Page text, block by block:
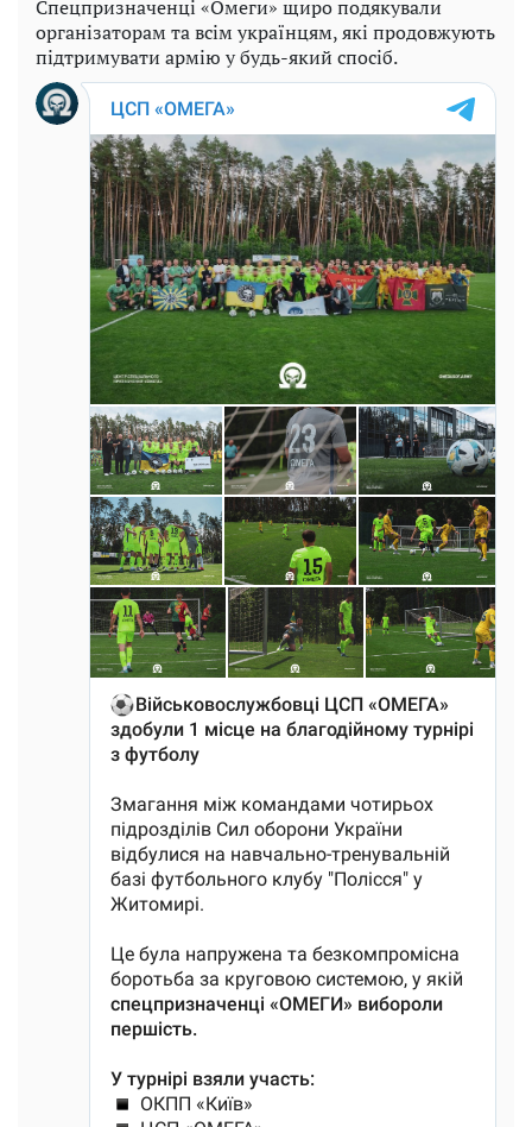
Спецпризначенці «Омеги» щиро подякували
організаторам та всім українцям, які продовжують
підтримувати армію у будь-який спосіб.